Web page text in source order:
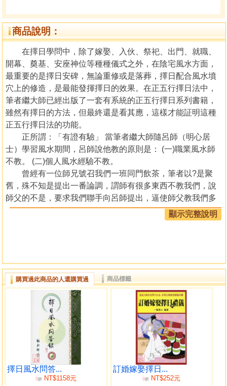
商品說明：
在擇日學問中，除了嫁娶、入伙、祭祀、出門、就職、
開幕、奠基、安座神位等種種儀式之外，在陰宅風水方面，
最重要的是擇日安碑，無論重修或是落葬，擇日配合風水墳
穴上的修造，是最能發揮擇日的效果。在正五行擇日法中，
筆者繼大師已經出版了一套有系統的正五行擇日系列書籍，
雖然有擇日的方法，但最終還是看其應，這樣才能証明這種
正五行擇日法的功能。
正所謂：「有證有驗」 當筆者繼大師隨呂師（明心居
士）學習風水期間，呂師說他教的原則是： (一)職業風水師
不教。 (二)個人風水經驗不教。
曾經有一位師兄號召我們一班同門飲茶，筆者以?是聚
舊，殊不知是提出一番論調，謂師有很多東西不教我們，說
師父的不是，要求我們聯手向呂師提出，逼使師父教我們多
一些風水秘訣。
本人的想法是，師父有教學的自由，不能勉強師父的意
是本人的寶貴經驗，於是著手整理資料，把過去的經驗毫無
保留地寫出，願與各讀者分享。 此書命名為：《擇日風水剋
顯示完整說明
購買過此商品的人還購買過 商品標籤
擇日風水問答...
9折NT$1158元
訂婚嫁娶擇日...
9折 NT$252元